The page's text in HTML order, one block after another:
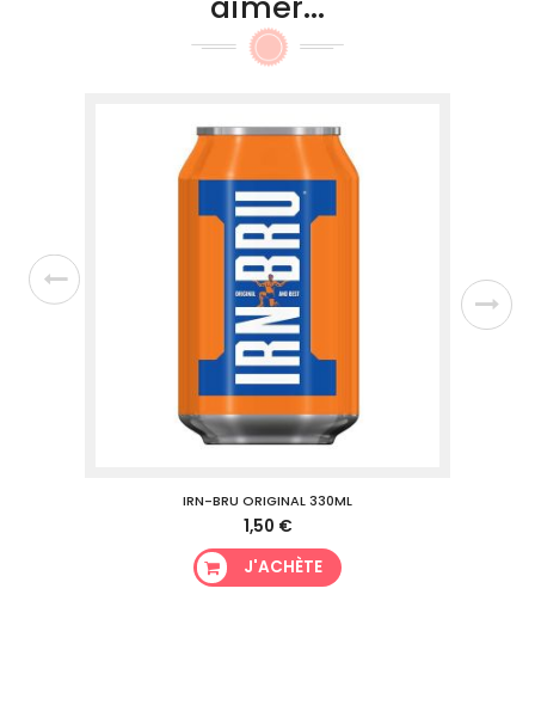
IRN-BRU ORIGINAL 330ML
1,50 €
J'ACHÈTE